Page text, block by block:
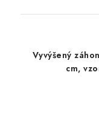
Vyvýšený
cm,